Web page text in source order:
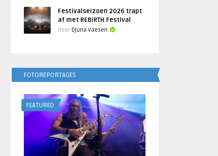
Festivalseizoen 2026 trapt
af met REBiRTH Festival
door Djuna Vaesen
FOTOREPORTAGES
FEATURED